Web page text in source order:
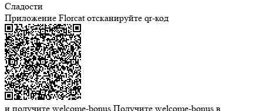
Сладости
Приложение Florcat отсканируйте qr-код
и получите welcome-bonus Получите welcome-bonus в